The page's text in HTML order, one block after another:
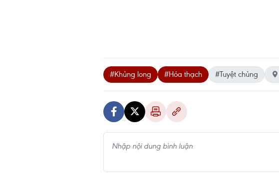
#Khủng long #Hóa thạch #Tuyệt chủng